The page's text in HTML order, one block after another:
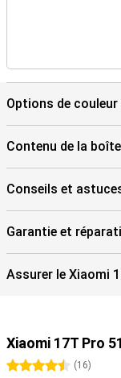
Options de couleur
Contenu de la
Conseils et
Garantie et
Assurer le Xiaomi
Xiaomi 17T Pro
4.5 étoiles
(16)